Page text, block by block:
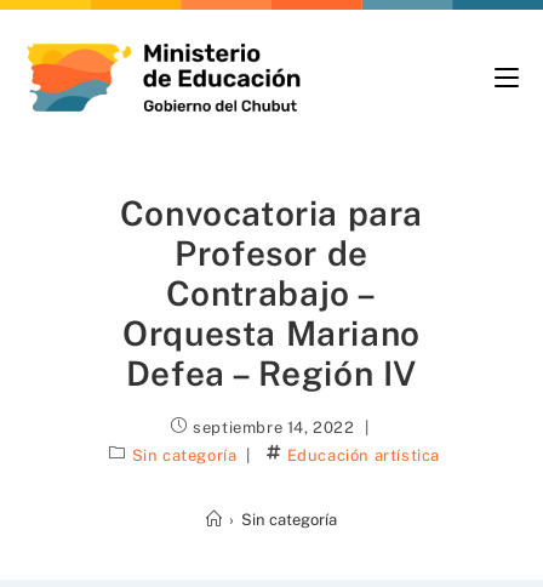
Convocatoria para
Profesor de
Contrabajo –
Orquesta Mariano
Defea – Región IV
septiembre 14, 2022
Sin categoría
Educación artística
› Sin categoría